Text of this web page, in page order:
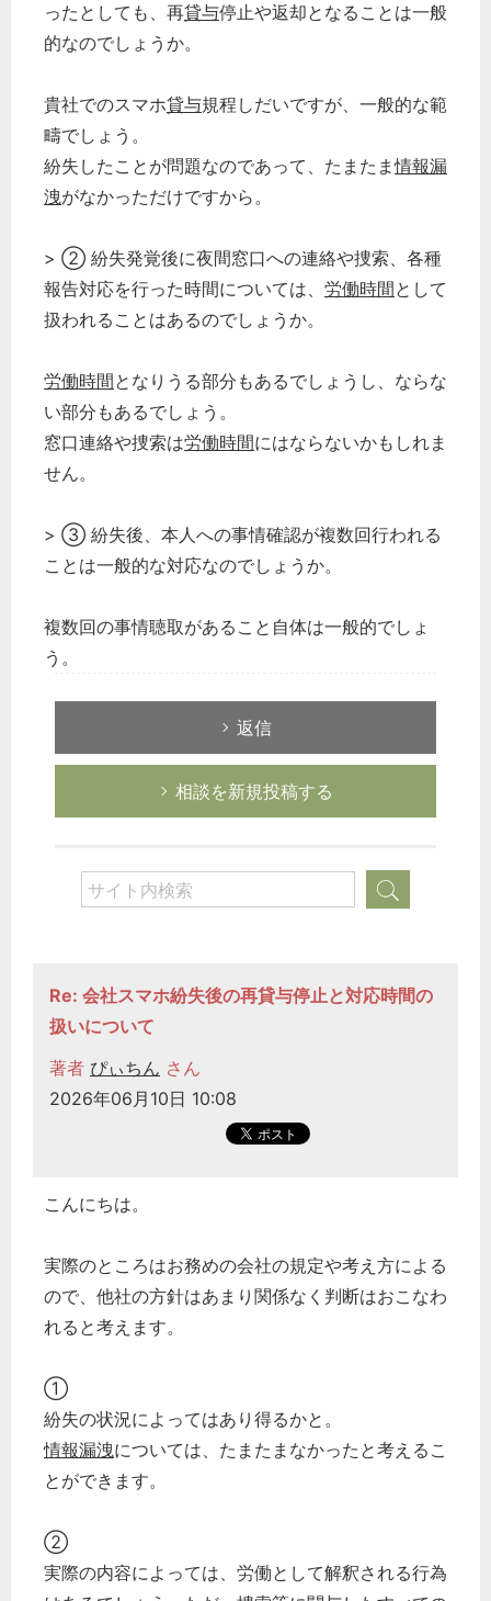
ったとしても、再貸与停止や返却となることは一般
的なのでしょうか。
貴社でのスマホ貸与規程しだいですが、一般的な範
疇でしょう。
紛失したことが問題なのであって、たまたま情報漏
洩がなかっただけですから。
> ② 紛失発覚後に夜間窓口への連絡や捜索、各種
報告対応を行った時間については、 労働時間として
扱われることはあるのでしょうか。
労働時間となりうる部分もあるでしょうし、ならな
い部分もあるでしょう。
窓口連絡や捜索は労働時間にはならないかもしれま
せん。
> ③ 紛失後、本人への事情確認が複数回行われる
ことは一般的な対応なのでしょうか。
複数回の事情聴取があること自体は一般的でしょ
う。
返信
相談を新規投稿する
Re: 会社スマホ紛失後の再貸与停止と対応時間の
扱いについて
著者 ぴぃちん さん
2026年06月10日 10:08
こんにちは。
実際のところはお務めの会社の規定や考え方による
ので、他社の方針はあまり関係なく判断はおこなわ
れると考えます。
①
紛失の状況によってはあり得るかと。
情報漏洩については、たまたまなかったと考えるこ
とができます。
②
実際の内容によっては、労働として解釈される行為